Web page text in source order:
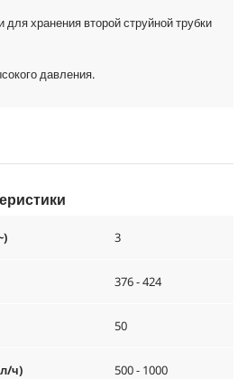
хранения второй струйной трубки
давления.
3
376 - 424
50
ч) 500 - 1000